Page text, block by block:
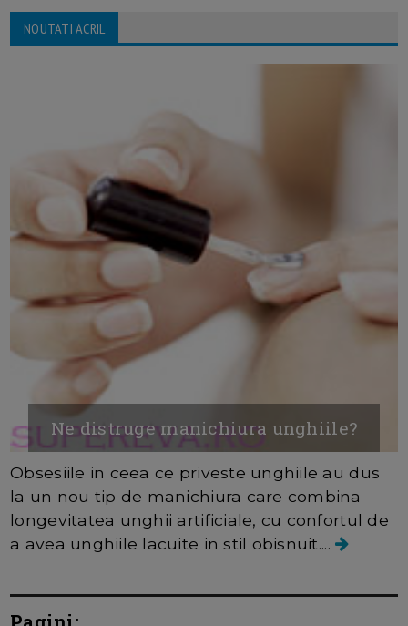
NOUTATI ACRIL
Ne distruge manichiura unghiile?
Obsesiile in ceea ce priveste unghiile au dus
la un nou tip de manichiura care combina
longevitatea unghii artificiale, cu confortul de
a avea unghiile lacuite in stil obisnuit....
Pagini: